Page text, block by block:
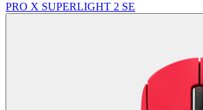
PRO X SUPERLIGHT 2 SE